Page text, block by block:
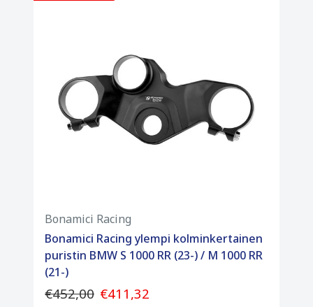
Bonamici Racing
Bonamici Racing ylempi kolminkertainen
puristin BMW S 1000 RR (23-) / M 1000 RR
(21-)
€452,00 €411,32